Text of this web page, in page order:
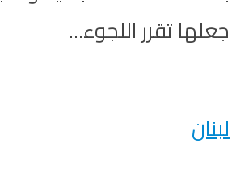
جعلها تقرر اللجوء...
لبنان